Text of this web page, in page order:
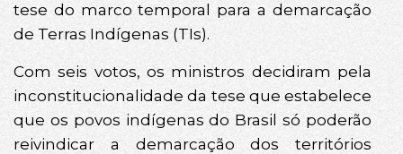
tese do marco temporal para a demarcação
de Terras Indígenas (TIs).
Com seis votos, os ministros decidiram pela
inconstitucionalidade da tese que estabelece
que os povos indígenas do Brasil só poderão
reivindicar a demarcação dos territórios